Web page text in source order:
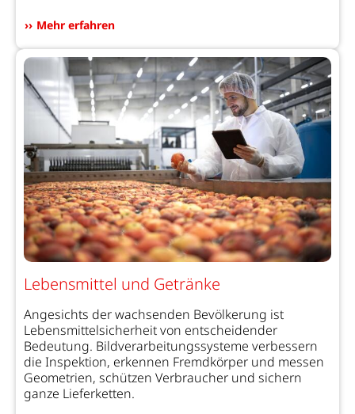
Mehr erfahren
Lebensmittel und Getränke
Angesichts der wachsenden Bevölkerung ist
Lebensmittelsicherheit von entscheidender
Bedeutung. Bildverarbeitungssysteme verbessern
die Inspektion, erkennen Fremdkörper und messen
Geometrien, schützen Verbraucher und sichern
ganze Lieferketten.